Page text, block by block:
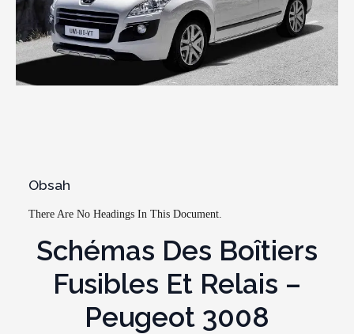
Obsah
There Are No Headings In This Document.
Schémas Des Boîtiers
Fusibles Et Relais –
Peugeot 3008